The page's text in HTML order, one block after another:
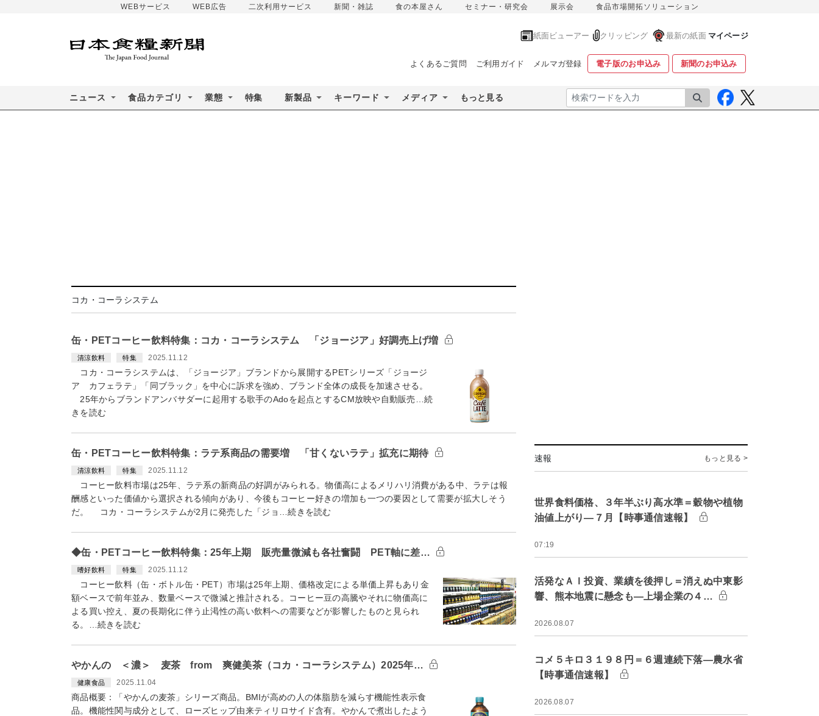
WEBサービス WEB広告 二次利用サービス 新聞・雑誌 食の本屋さん セミナー・研究会 展示会 食品市場開拓ソリューション
紙面ビューアー クリッピング 最新の紙面 マイページ
よくあるご質問 ご利用ガイド メルマガ登録 電子版のお申込み 新聞のお申込み
ニュース 食品カテゴリ 業態 特集 新製品 キーワード メディア もっと見る 検索
コカ・コーラシステム
缶・PETコーヒー飲料特集：コカ・コーラシステム 「ジョージア」好調売上げ増
清涼飲料 特集 2025.11.12
コカ・コーラシステムは、「ジョージア」ブランドから展開するPETシリーズ「ジョージ
ア カフェラテ」「同ブラック」を中心に訴求を強め、ブランド全体の成長を加速させる。
25年からブランドアンバサダーに起用する歌手のAdoを起点とするCM放映や自動販売…続
きを読む
缶・PETコーヒー飲料特集：ラテ系商品の需要増 「甘くないラテ」拡充に期待
清涼飲料 特集 2025.11.12
コーヒー飲料市場は25年、ラテ系の新商品の好調がみられる。物価高によるメリハリ消費がある中、ラテは報
酬感といった価値から選択される傾向があり、今後もコーヒー好きの増加も一つの要因として需要が拡大しそう
だ。 コカ・コーラシステムが2月に発売した「ジョ…続きを読む
◆缶・PETコーヒー飲料特集：25年上期 販売量微減も各社奮闘 PET軸に差…
嗜好飲料 特集 2025.11.12
コーヒー飲料（缶・ボトル缶・PET）市場は25年上期、価格改定による単価上昇もあり金
額ベースで前年並み、数量ベースで微減と推計される。コーヒー豆の高騰やそれに物価高に
よる買い控え、夏の長期化に伴う止渇性の高い飲料への需要などが影響したものと見られ
る。…続きを読む
やかんの ＜濃＞ 麦茶 from 爽健美茶（コカ・コーラシステム）2025年…
健康食品 2025.11.04
商品概要：「やかんの麦茶」シリーズ商品。BMIが高めの人の体脂肪を減らす機能性表示食
品。機能性関与成分として、ローズヒップ由来ティリロサイド含有。やかんで煮出したよう
速報 もっと見る >
世界食料価格、３年半ぶり高水準＝穀物や植物
油値上がり―７月【時事通信速報】
07:19
活発なＡＩ投資、業績を後押し＝消えぬ中東影
響、熊本地震に懸念も―上場企業の４…
2026.08.07
コメ５キロ３１９８円＝６週連続下落―農水省
【時事通信速報】
2026.08.07